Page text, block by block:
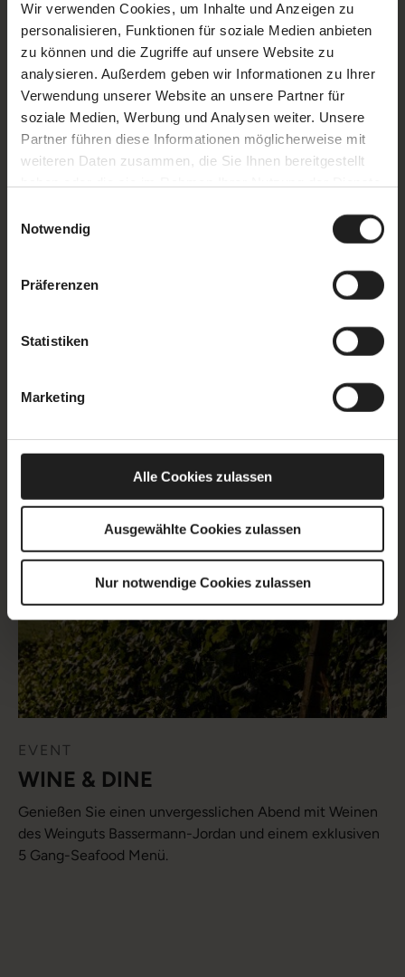
Wir verwenden Cookies, um Inhalte und Anzeigen zu
personalisieren, Funktionen für soziale Medien anbieten
zu können und die Zugriffe auf unsere Website zu
analysieren. Außerdem geben wir Informationen zu Ihrer
Verwendung unserer Website an unsere Partner für
soziale Medien, Werbung und Analysen weiter. Unsere
Partner führen diese Informationen möglicherweise mit
weiteren Daten zusammen, die Sie Ihnen bereitgestellt
Notwendig
Präferenzen
Statistiken
Marketing
Alle Cookies zulassen
Ausgewählte Cookies zulassen
Nur notwendige Cookies zulassen
31.10.2026 | 20:00 - 02:00
Uhr
HALLOWEEN PARTY
18.09.2026 | 18:00 Uhr
EVENT
WINE & DINE
Genießen Sie einen unvergesslichen Abend mit Weinen
des Weinguts Bassermann-Jordan und einem exklusiven
5 Gang-Seafood Menü.